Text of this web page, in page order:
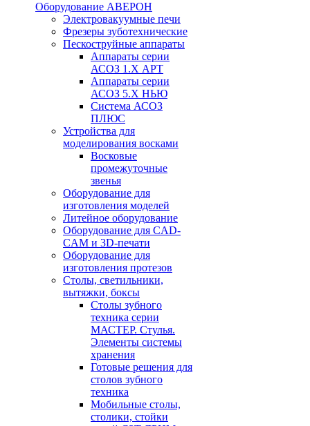
Оборудование АВЕРОН
Электровакуумные печи
Фрезеры зуботехнические
Пескоструйные аппараты
Аппараты серии
АСОЗ 1.Х АРТ
Аппараты серии
АСОЗ 5.Х НЬЮ
Система АСОЗ
ПЛЮС
Устройства для
моделирования восками
Восковые
промежуточные
звенья
Оборудование для
изготовления моделей
Литейное оборудование
Оборудование для CAD-
CAM и 3D-печати
Оборудование для
изготовления протезов
Cтолы, светильники,
вытяжки, боксы
Столы зубного
техника серии
МАСТЕР. Стулья.
Элементы системы
хранения
Готовые решения для
столов зубного
техника
Мобильные столы,
столики, стойки